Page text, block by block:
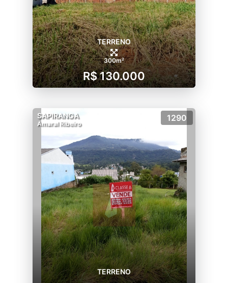
TERRENO
300m²
R$ 130.000
SAPIRANGA
Amaral Ribeiro
1290
TERRENO